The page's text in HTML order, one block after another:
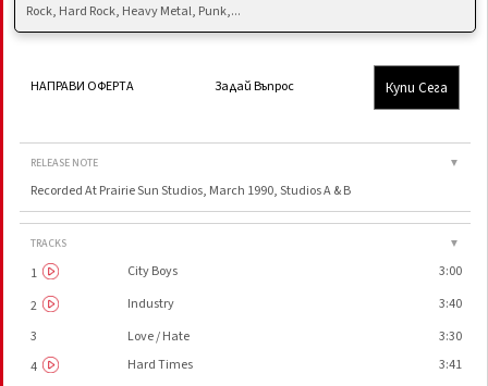
Rock, Hard Rock, Heavy Metal, Punk,...
НАПРАВИ ОФЕРТА Задай Въпрос Купи Сега
RELEASE NOTE ▼
Recorded At Prairie Sun Studios, March 1990, Studios A & B
TRACKS ▼
1 City Boys
3:00
2
Industry
3:40
3
Love / Hate
3:30
4
Hard Times
3:41